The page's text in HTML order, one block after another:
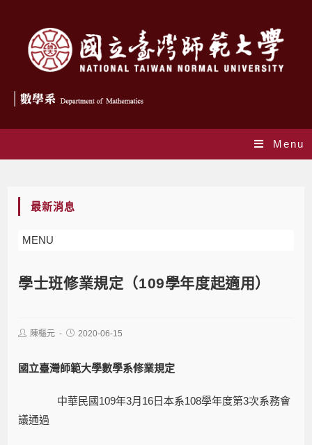
Menu
最新消息
MENU
學士班修業規定（109學年度起適用）
陳樞元 2020-06-15
國立臺灣師範大學數學系修業規定
中華民國109年3月16日本系108學年度第3次系務會
議通過